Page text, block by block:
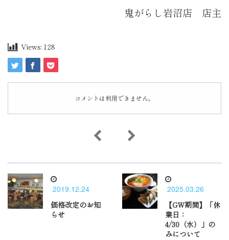
鬼がらし岩沼店 店主
Views: 128
コメントは利用できません。
2019.12.24
価格改定のお知
らせ
2025.03.26
【GW期間】「休
業日：
4/30（水）」の
みについて